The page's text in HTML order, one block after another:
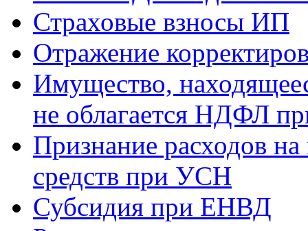
Страховые взносы ИП
Отражение
Имущество,
не облагается НДФЛ
Признание расходов
средств при УСН
Субсидия при ЕНВД